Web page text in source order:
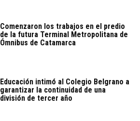
Comenzaron los trabajos en el predio
de la futura Terminal Metropolitana de
Ómnibus de Catamarca
Educación intimó al Colegio Belgrano a
garantizar la continuidad de una
división de tercer año